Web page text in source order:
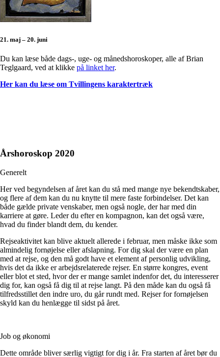
21. maj – 20. juni
Du kan læse både dags-, uge- og månedshoroskoper, alle af Brian
Teglgaard, ved at klikke på linket her.
Her kan du læse om Tvillingens karaktertræk
Årshoroskop 2020
Generelt
Her ved begyndelsen af året kan du stå med mange nye bekendtskaber,
og flere af dem kan du nu knytte til mere faste forbindelser. Det kan
både gælde private venskaber, men også nogle, der har med din
karriere at gøre. Leder du efter en kompagnon, kan det også være,
hvad du finder blandt dem, du kender.
Rejseaktivitet kan blive aktuelt allerede i februar, men måske ikke som
almindelig fornøjelse eller afslapning. For dig skal der være en plan
med at rejse, og den må godt have et element af personlig udvikling,
hvis det da ikke er arbejdsrelaterede rejser. En større kongres, event
eller blot et sted, hvor der er mange samlet indenfor det, du interesserer
dig for, kan også få dig til at rejse langt. På den måde kan du også få
tilfredsstillet den indre uro, du går rundt med. Rejser for fornøjelsen
skyld kan du henlægge til sidst på året.
Job og økonomi
Dette område bliver særlig vigtigt for dig i år. Fra starten af året bør du